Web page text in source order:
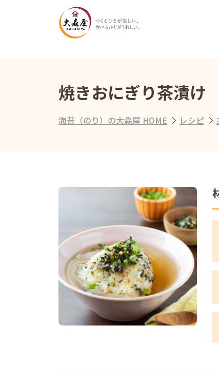
焼きおにぎり茶漬け
海苔（のり）の大森屋 HOME レシピ